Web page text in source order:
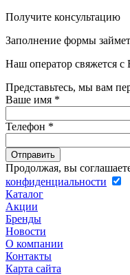
Получите консультацию
Заполнение формы
Наш оператор свяжется
Представьтесь, мы вам
Ваше имя *
Телефон *
Продолжая, вы
конфиденциальности
Каталог
Акции
Бренды
Новости
О компании
Контакты
Карта сайта